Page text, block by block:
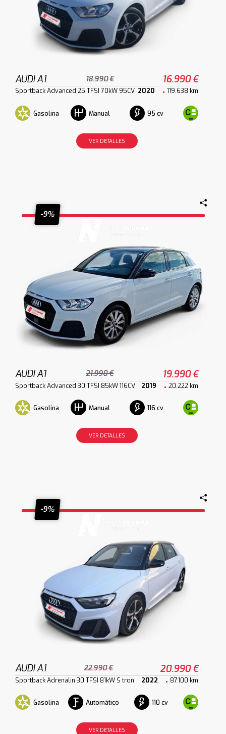
AUDI A1 18.990 € 16.990 €
Sportback Advanced 25 TFSI 70kW 95CV 2020 119.638 km
Gasolina Manual 95 cv
VER DETALLES
-9%
AUDI A1 21.990 € 19.990 €
Sportback Advanced 30 TFSI 85kW 116CV 2019 20.222 km
Gasolina Manual 116 cv
VER DETALLES
-9%
AUDI A1 22.990 € 20.990 €
Sportback Adrenalin 30 TFSI 81kW S tron 2022 87.100 km
Gasolina Automático 110 cv
VER DETALLES